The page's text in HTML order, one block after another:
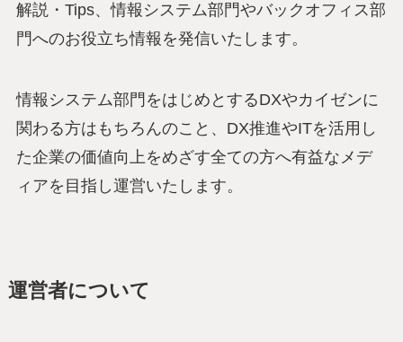
解説・Tips、情報システム部門やバックオフィス部
門へのお役立ち情報を発信いたします。
情報システム部門をはじめとするDXやカイゼンに
関わる方はもちろんのこと、DX推進やITを活用し
た企業の価値向上をめざす全ての方へ有益なメデ
ィアを目指し運営いたします。
運営者について